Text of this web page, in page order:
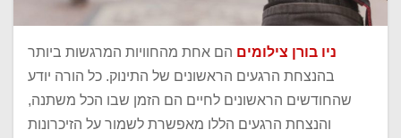
ניו בורן צילומים הם אחת מהחוויות המרגשות ביותר
בהנצחת הרגעים הראשונים של התינוק. כל הורה יודע
שהחודשים הראשונים לחיים הם הזמן שבו הכל משתנה,
והנצחת הרגעים הללו מאפשרת לשמור על הזיכרונות